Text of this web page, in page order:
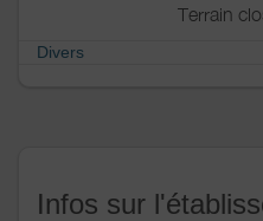
Terrain
Divers
Infos sur